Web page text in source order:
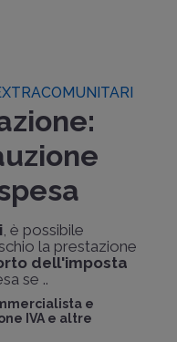
, è possibile
la prestazione
dell'imposta
se ..
e
IVA e altre